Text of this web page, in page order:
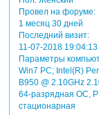
Провел на форуме:
1 месяц 30 дней
Последний визит:
11-07-2018 19:04:13
Параметры
Win7 PC; Intel(R)
B950 @ 2.10GHz
64-разрядная ОС,
стационарная